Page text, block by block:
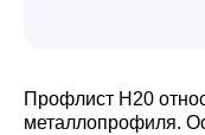
Профлист Н20
металлопрофиля.